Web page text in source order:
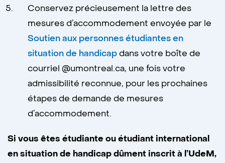
Conservez précieusement la lettre des
mesures d’accommodement envoyée par le
Soutien aux personnes étudiantes en
situation de handicapdans votre boîte de
courriel @umontreal.ca, une fois votre
admissibilité reconnue, pour les prochaines
étapes de demande de mesures
d’accommodement.
Si vous êtes étudiante ou étudiant international
en situation de handicap dûment inscrit à l’UdeM,